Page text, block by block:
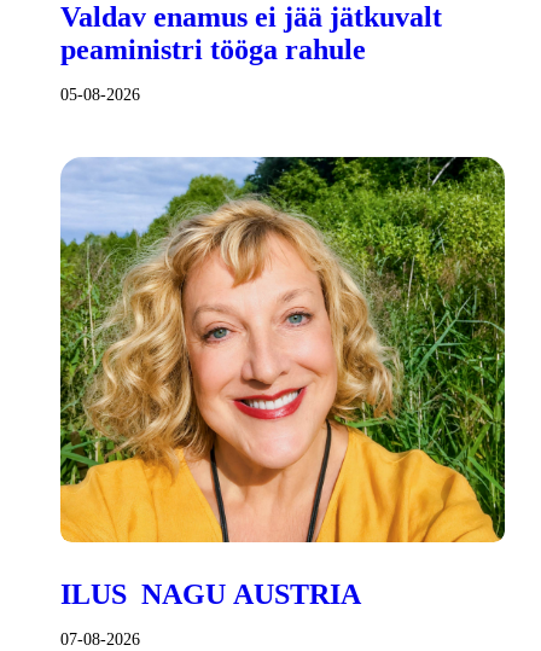
Valdav enamus ei jää jätkuvalt
peaministri tööga rahule
05-08-2026
ILUS NAGU AUSTRIA
07-08-2026